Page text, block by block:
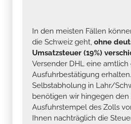
In den meisten Fällen
die Schweiz geht, ohne
Umsatzsteuer (19%)
Versender DHL eine
Ausfuhrbestätigung
Selbstabholung in Lahr/
benötigen wir hingegen den
Ausfuhrstempel des Zolls
Ihnen nachträglich die